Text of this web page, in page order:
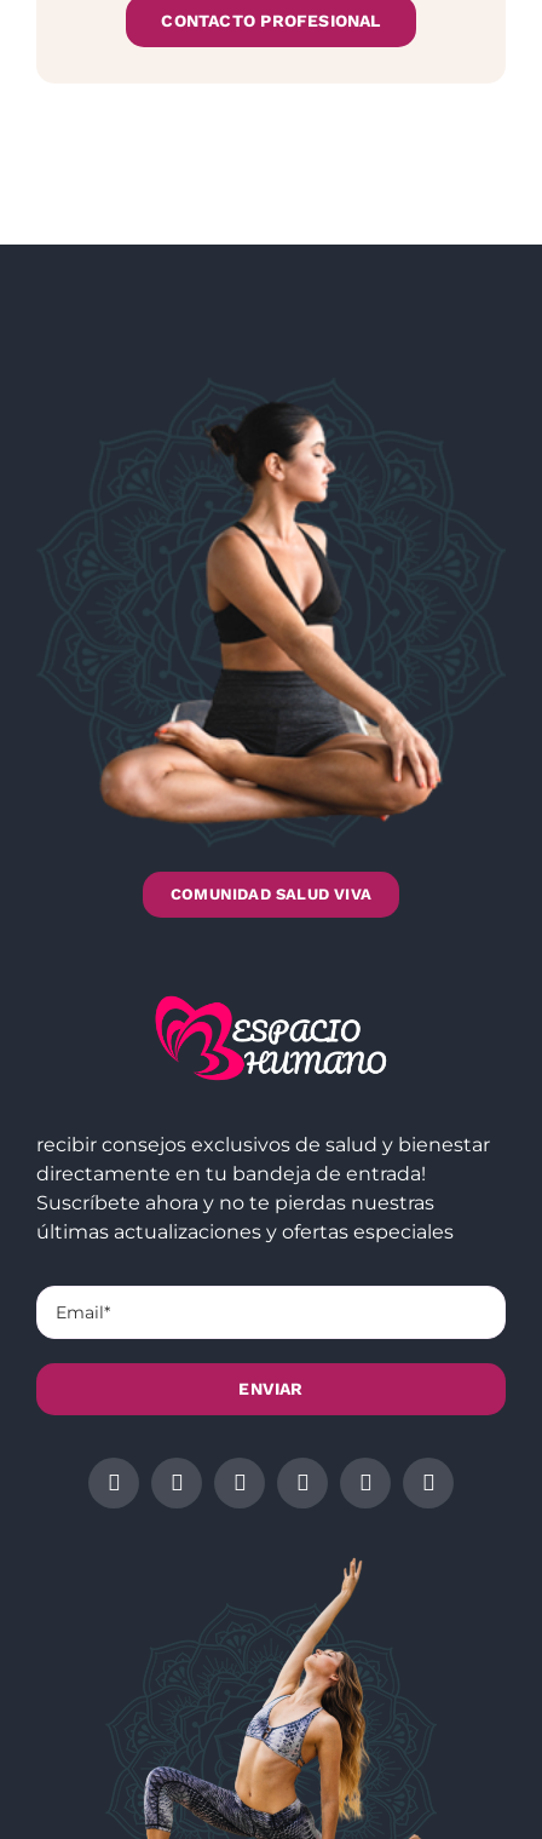
CONTACTO PROFESIONAL
COMUNIDAD SALUD VIVA
recibir consejos exclusivos de salud y bienestar
directamente en tu bandeja de entrada!
Suscríbete ahora y no te pierdas nuestras
últimas actualizaciones y ofertas especiales